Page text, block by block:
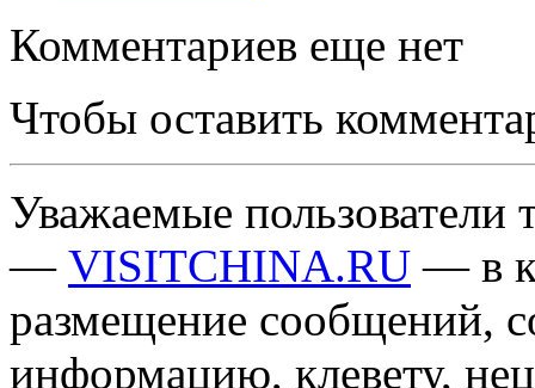
Комментариев еще нет
Чтобы оставить
Уважаемые пользователи
— VISITCHINA.RU — в
размещение сообщений,
информацию, клевету,